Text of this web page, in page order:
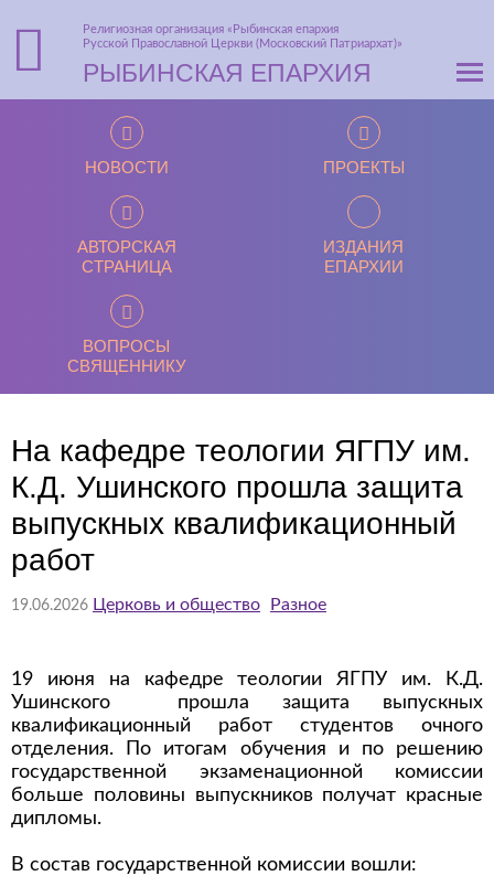
Религиозная организация «Рыбинская епархия
Русской Православной Церкви (Московский Патриархат)»
РЫБИНСКАЯ ЕПАРХИЯ
НОВОСТИ ПРОЕКТЫ
АВТОРСКАЯ
СТРАНИЦА
ИЗДАНИЯ
ЕПАРХИИ
ВОПРОСЫ
СВЯЩЕННИКУ
На кафедре теологии ЯГПУ им.
К.Д. Ушинского прошла защита
выпускных квалификационный
работ
19.06.2026 Церковь и общество Разное
19 июня на кафедре теологии ЯГПУ им. К.Д.
Ушинского прошла защита выпускных
квалификационный работ студентов очного
отделения. По итогам обучения и по решению
государственной экзаменационной комиссии
больше половины выпускников получат красные
дипломы.
В состав государственной комиссии вошли: